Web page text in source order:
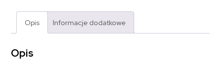
NOCY
EMBRACE
X7
Opis Informacje dodatkowe
Opis